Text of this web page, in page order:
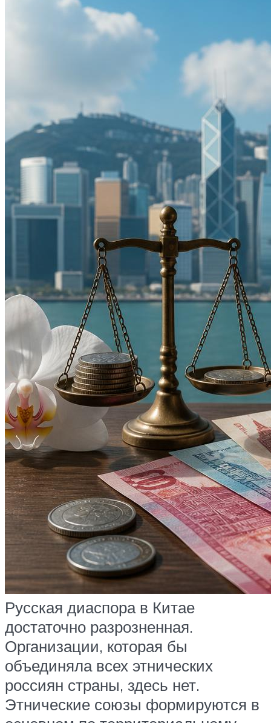
Русская диаспора в Китае
достаточно разрозненная.
Организации, которая бы
объединяла всех этнических
россиян страны, здесь нет.
Этнические союзы формируются в